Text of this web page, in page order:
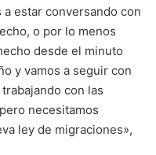
a estar conversando con
o por lo menos
desde el minuto
y vamos a seguir con
con las
necesitamos
ley de migraciones»,